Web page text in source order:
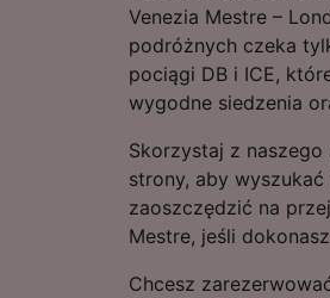
Venezia Mestre –
podróżnych czeka
pociągi DB i ICE,
wygodne siedzenia
Skorzystaj z
strony, aby
zaoszczędzić na
Mestre, jeśli
Chcesz